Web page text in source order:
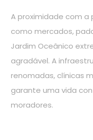
A proximidade com a
como mercados,
Jardim Oceânico
agradável. A
renomadas, clínicas
garante uma vida
moradores.